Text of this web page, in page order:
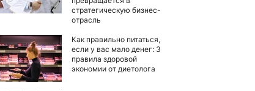
стратегическую бизнес-
отрасль
Как правильно питаться,
если у вас мало денег: 3
правила здоровой
экономии от диетолога